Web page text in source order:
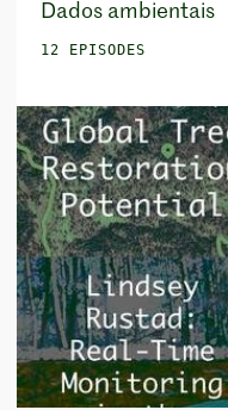
Dados ambientais
12 EPISODES